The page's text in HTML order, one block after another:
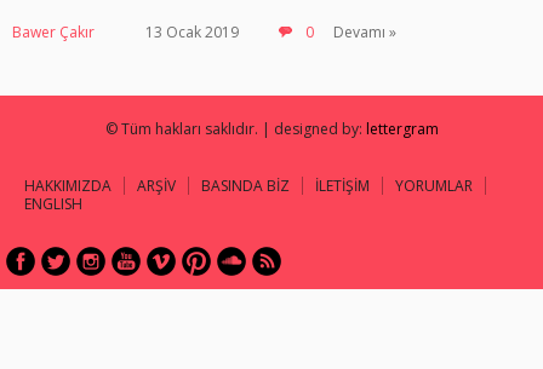
Bawer Çakır 13 Ocak 2019 0 Devamı »
© Tüm hakları saklıdır. | designed by: lettergram
HAKKIMIZDA ARŞİV BASINDA BİZ İLETİŞİM
YORUMLAR
ENGLISH